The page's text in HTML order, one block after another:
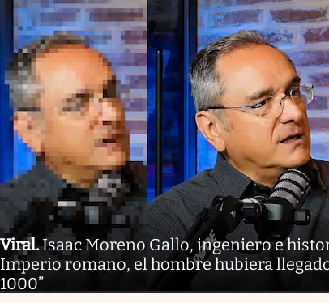
Viral.Isaac Moreno Gallo, ingeniero e
Imperio romano, el hombre hubiera
1000”